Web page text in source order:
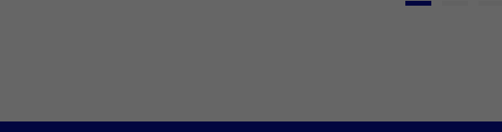
Go to slide 1